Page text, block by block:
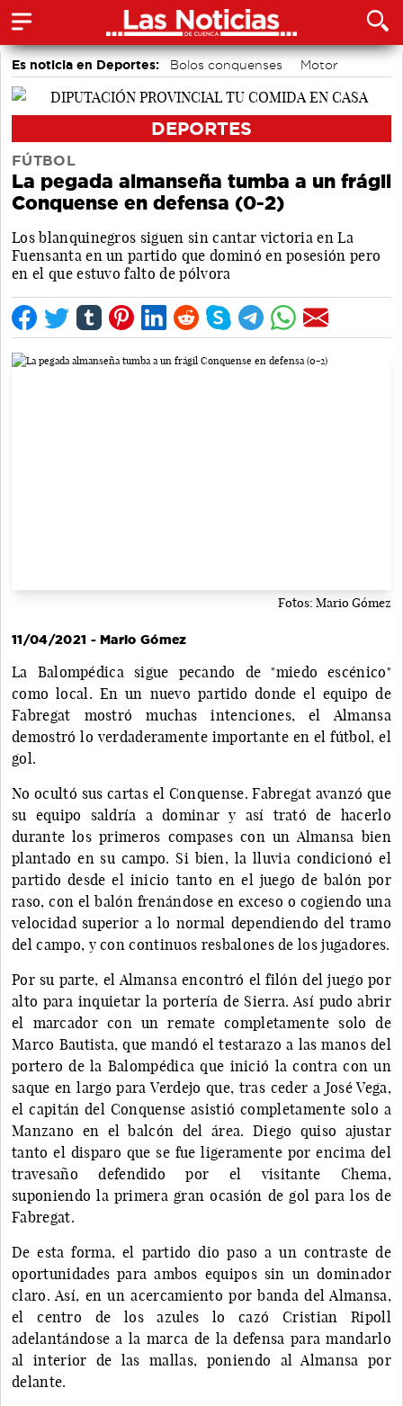
Es noticia en Deportes: Bolos conquenses
Motor
Área de Deportes
DEPORTES
FÚTBOL
La pegada almanseña tumba a un frágil
Conquense en defensa (0-2)
Los blanquinegros siguen sin cantar victoria en La
Fuensanta en un partido que dominó en posesión pero
en el que estuvo falto de pólvora
Fotos: Mario Gómez
11/04/2021 - Mario Gómez
La Balompédica sigue pecando de "miedo escénico"
como local. En un nuevo partido donde el equipo de
Fabregat mostró muchas intenciones, el Almansa
demostró lo verdaderamente importante en el fútbol, el
gol.
No ocultó sus cartas el Conquense. Fabregat avanzó que
su equipo saldría a dominar y así trató de hacerlo
durante los primeros compases con un Almansa bien
plantado en su campo. Si bien, la lluvia condicionó el
partido desde el inicio tanto en el juego de balón por
raso, con el balón frenándose en exceso o cogiendo una
velocidad superior a lo normal dependiendo del tramo
del campo, y con continuos resbalones de los jugadores.
Por su parte, el Almansa encontró el filón del juego por
alto para inquietar la portería de Sierra. Así pudo abrir
el marcador con un remate completamente solo de
Marco Bautista, que mandó el testarazo a las manos del
portero de la Balompédica que inició la contra con un
saque en largo para Verdejo que, tras ceder a José Vega,
el capitán del Conquense asistió completamente solo a
Manzano en el balcón del área. Diego quiso ajustar
tanto el disparo que se fue ligeramente por encima del
travesaño defendido por el visitante Chema,
suponiendo la primera gran ocasión de gol para los de
Fabregat.
De esta forma, el partido dio paso a un contraste de
oportunidades para ambos equipos sin un dominador
claro. Así, en un acercamiento por banda del Almansa,
el centro de los azules lo cazó Cristian Ripoll
adelantándose a la marca de la defensa para mandarlo
al interior de las mallas, poniendo al Almansa por
delante.